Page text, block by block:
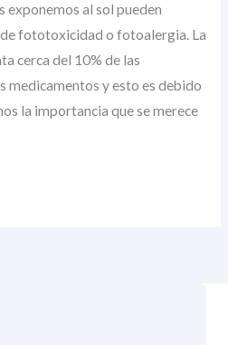
exponemos al sol pueden
fototoxicidad o fotoalergia. La
cerca del 10% de las
medicamentos y esto es debido
la importancia que se merece